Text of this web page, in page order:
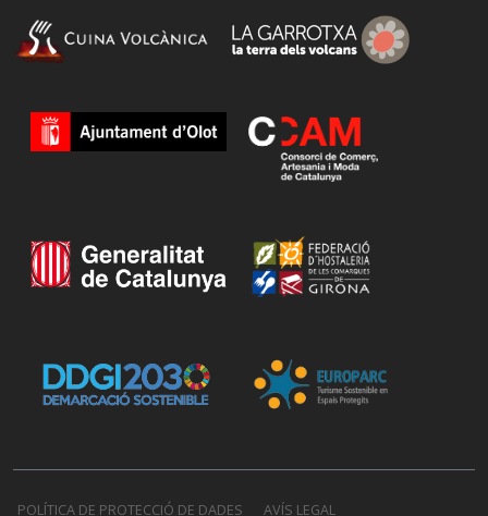
POLÍTICA DE PROTECCIÓ DE DADES AVÍS LEGAL